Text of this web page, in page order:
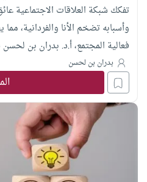
تفكك شبكة العلاقات الاجتماعية
وأسبابه تضخم الأنا والفردانية،
فعالية المجتمع، أ.د. بدران بن
التالي.بدران بن لحسن